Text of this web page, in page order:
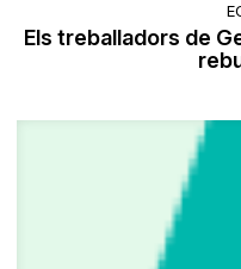
Els treballadors de